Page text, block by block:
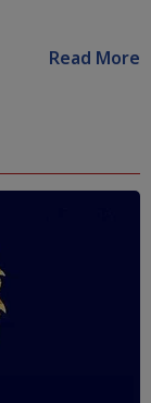
Read More